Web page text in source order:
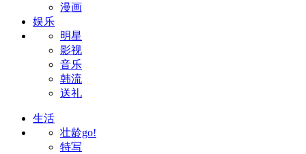
漫画
娱乐
明星
影视
音乐
韩流
送礼
生活
壮龄go!
特写